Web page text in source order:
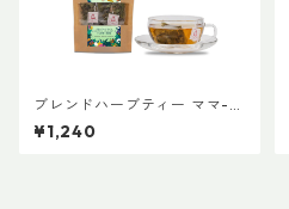
ブレンドハーブティー ママ-M
AMA 普通サイズ
¥1,240